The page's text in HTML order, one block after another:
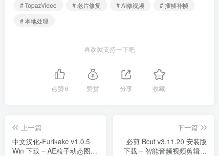
# TopazVideo
# 老片修复 # AI修视频
# 插帧补帧
# 本地处理
喜欢就支持一下吧
点赞6 赞赏 分享 收藏
上一篇
中文汉化-Furikake v1.0.5
Win 下载 – AE粒子动态图形
下一篇
必剪 Bcut v3.11.20 安装版
下载 – 智能音频视频剪辑工